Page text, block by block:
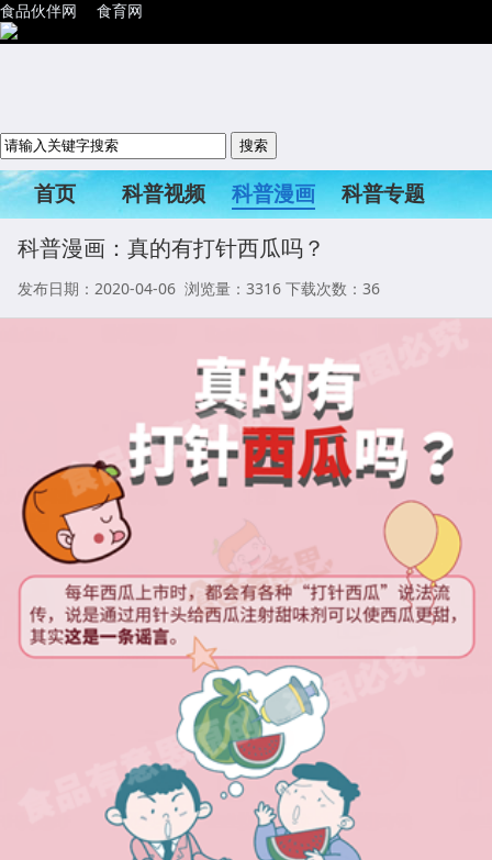
食品伙伴网 食育网
首页 科普视频 科普漫画
科普专题
科普活动
科普漫画：真的有打针西瓜吗？
发布日期：2020-04-06 浏览量： 3316 下载次数：36